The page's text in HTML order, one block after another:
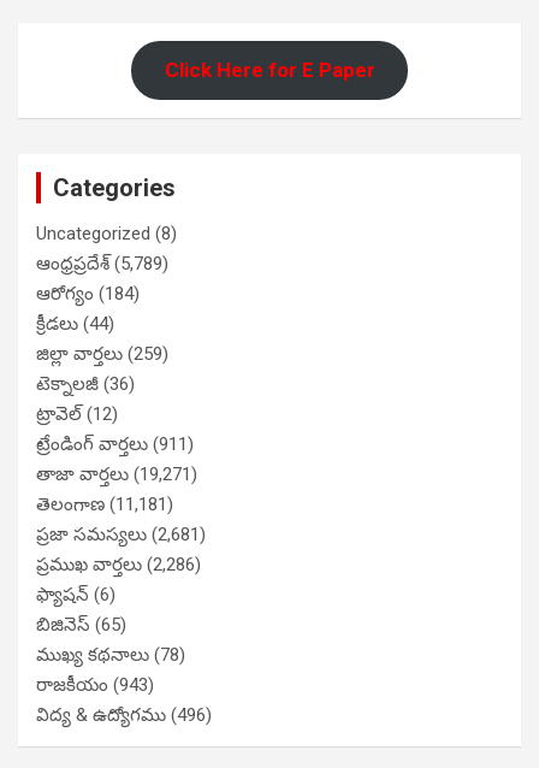
Click Here for E Paper
Categories
Uncategorized (8)
ఆంధ్రప్రదేశ్(5,789)
ఆరోగ్యం (184)
క్రీడలు (44)
జిల్లా వార్తలు (259)
టెక్నాలజీ (36)
ట్రావెల్(12)
ట్రేండింగ్ వార్తలు (911)
తాజా వార్తలు (19,271)
తెలంగాణ (11,181)
ప్రజా సమస్యలు (2,681)
ప్రముఖ వార్తలు (2,286)
ఫ్యాషన్ (6)
బిజినెస్ (65)
ముఖ్య కథనాలు (78)
రాజకీయం (943)
విద్య & ఉద్యోగము (496)